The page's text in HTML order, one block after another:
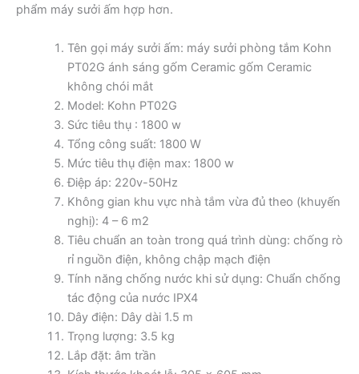
phẩm máy sưởi ấm hợp hơn.
Tên gọi máy sưởi ấm: máy sưởi phòng tắm Kohn
PT02G ánh sáng gốm Ceramic gốm Ceramic
không chói mắt
Model: Kohn PT02G
Sức tiêu thụ : 1800 w
Tổng công suất: 1800 W
Mức tiêu thụ điện max: 1800 w
Điệp áp: 220v-50Hz
Không gian khu vực nhà tắm vừa đủ theo (khuyến
nghị): 4 – 6 m2
Tiêu chuẩn an toàn trong quá trình dùng: chống rò
rỉ nguồn điện, không chập mạch điện
Tính năng chống nước khi sử dụng: Chuẩn chống
tác động của nước IPX4
Dây điện: Dây dài 1.5 m
Trọng lượng: 3.5 kg
Lắp đặt: âm trần